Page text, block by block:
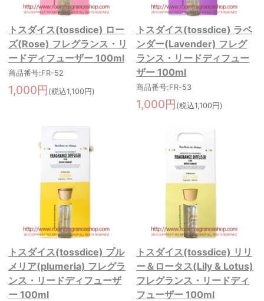
トスダイス(tossdice) ロー
ズ(Rose) フレグランス・リ
ードディフューザー 100ml
商品番号:FR-52
1,000円 (税込1,100円)
トスダイス(tossdice) ラベ
ンダー(Lavender) フレグ
ランス・リードディフュー
ザー 100ml
商品番号:FR-53
1,000円 (税込1,100円)
トスダイス(tossdice) プル
メリア(plumeria) フレグラ
ンス・リードディフューザ
ー 100ml
トスダイス(tossdice) リリ
ー＆ロータス(Lily & Lotus)
フレグランス・リードディ
フューザー 100ml